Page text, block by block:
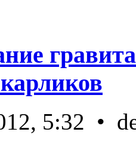
5:32 •